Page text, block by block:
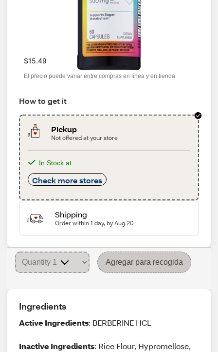
$15.49
El precio puede variar entre compras en línea y en tienda
How to get it
Pickup
Not offered at your store
In Stock at
Check more stores
Shipping
Order within 1 day, by Aug 20
Agregar para recogida
Ingredients
Active Ingredients: BERBERINE HCL
Inactive Ingredients: Rice Flour, Hypromellose,